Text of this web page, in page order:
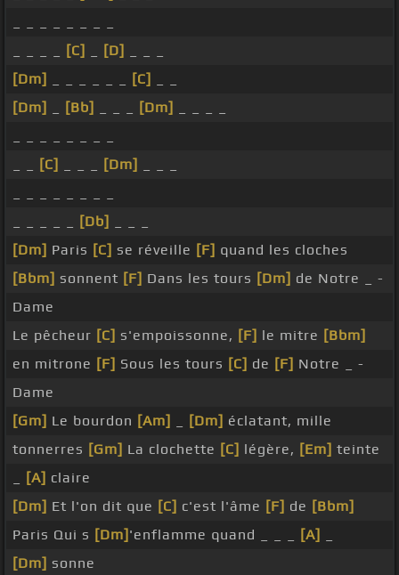
[C] [D]
[Dm]
[C]
[Dm]
[Bb] [Dm]
[C] [Dm]
[Db]
[Dm] Paris [C] se réveille [F] quand les cloches
[Bbm] sonnent [F] Dans les tours [Dm] de Notre _ -
Dame
Le pêcheur [C] s'empoissonne, [F] le mitre [Bbm]
en mitrone [F] Sous les tours [C] de [F] Notre _ -
Dame
[Gm] Le bourdon [Am] [Dm] éclatant, mille
tonnerres [Gm] La clochette [C] légère, [Em] teinte
[A] claire
[Dm] Et l'on dit que [C] c'est l'âme [F] de [Bbm]
Paris Qui s [Dm] 'enflamme quand _ _ _ [A]
[Dm] sonne